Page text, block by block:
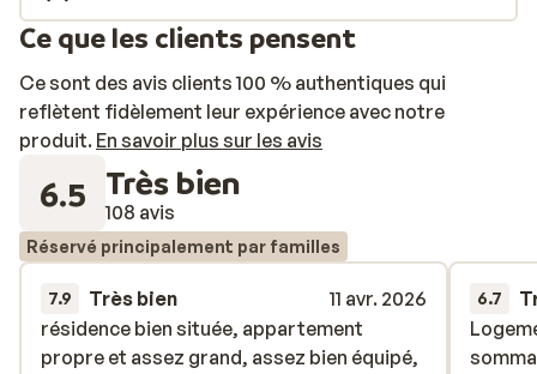
Ce que les clients pensent
Ce sont des avis clients 100 % authentiques qui
reflètent fidèlement leur expérience avec notre
produit. En savoir plus sur les avis
6.5 Très bien
108 avis
Réservé principalement par familles
7.9 Très bien
11 avr. 2026
résidence bien située, appartement
propre et assez grand, assez bien équipé,
résidence bien située, appartement
propre et assez grand, assez bien équipé,
6.7